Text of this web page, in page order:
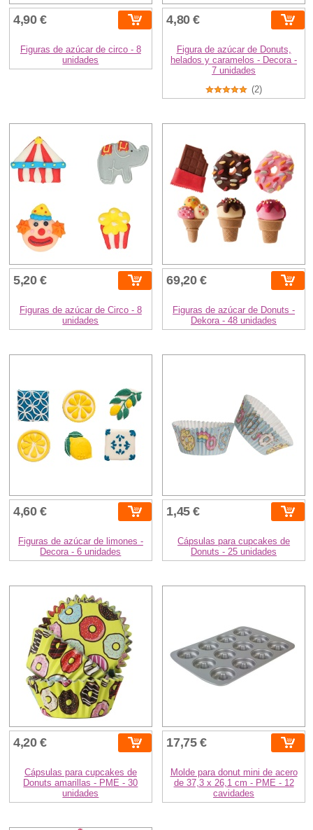
4,90 €
Figuras de azúcar de circo - 8
unidades
4,80 €
Figura de azúcar de Donuts,
helados y caramelos - Decora -
7 unidades
(2)
5,20 €
Figuras de azúcar de Circo - 8
unidades
69,20 €
Figuras de azúcar de Donuts -
Dekora - 48 unidades
4,60 €
Figuras de azúcar de limones -
Decora - 6 unidades
1,45 €
Cápsulas para cupcakes de
Donuts - 25 unidades
4,20 €
Cápsulas para cupcakes de
Donuts amarillas - PME - 30
unidades
17,75 €
Molde para donut mini de acero
de 37,3 x 26,1 cm - PME - 12
cavidades